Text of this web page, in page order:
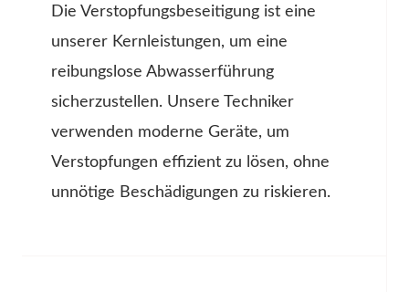
Die Verstopfungsbeseitigung ist eine
unserer Kernleistungen, um eine
reibungslose Abwasserführung
sicherzustellen. Unsere Techniker
verwenden moderne Geräte, um
Verstopfungen effizient zu lösen, ohne
unnötige Beschädigungen zu riskieren.